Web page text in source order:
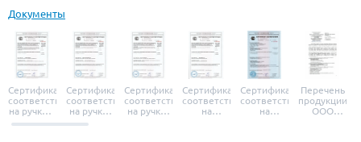
Документы
Сертификат
соответствия
на ручки и
броненакладки
Сертификат
соответствия
на ручки-
защелки
Сертификат
соответствия
на ручки-
Сертификат
соответствия
на
Сертификат
соответствия
на
Перечень
продукции
ООО